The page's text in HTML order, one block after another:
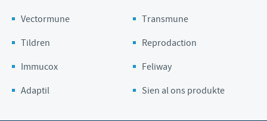
Vectormune
Transmune
Tildren
Reprodaction
Immucox
Feliway
Adaptil
Sien al ons produkte